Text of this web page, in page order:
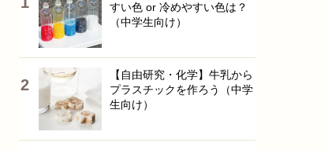
すい色 or 冷めやすい色は？
（中学生向け）
【自由研究・化学】牛乳から
プラスチックを作ろう（中学
生向け）